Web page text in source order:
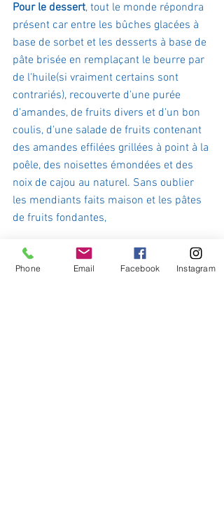
Pour le dessert, tout le monde répondra
présent car entre les bûches glacées à
base de sorbet et les desserts à base de
pâte brisée en remplaçant le beurre par
de l'huile(si vraiment certains sont
contrariés), recouverte d'une purée
d'amandes, de fruits divers et d'un bon
coulis, d'une salade de fruits contenant
des amandes effilées grillées à point à la
poêle, des noisettes émondées et des
noix de cajou au naturel. Sans oublier
les mendiants faits maison et les pâtes
de fruits fondantes,
La fête est dans les coeurs et ravira les
papilles de tout le monde si chacun sait
Phone Email Facebook Instagram